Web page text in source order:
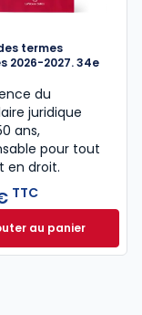
partir de
termes
2026-2027. 34e
du
juridique
ans,
pour tout
en droit.​
TTC
au panier
Lexique des